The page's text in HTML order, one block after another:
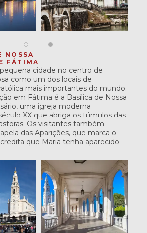
NOSSA
FÁTIMA
cidade no centro de
como um dos locais de
mais importantes do mundo.
em Fátima é a Basílica de Nossa
uma igreja moderna
XX que abriga os túmulos das
Os visitantes também
das Aparições, que marca o
que Maria tenha aparecido